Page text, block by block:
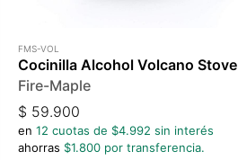
FMS-VOL
Cocinilla Alcohol Volcano Stove
Fire-Maple
$ 59.900
en 12 cuotas de $4.992 sin interés
ahorras $1.800 por transferencia.